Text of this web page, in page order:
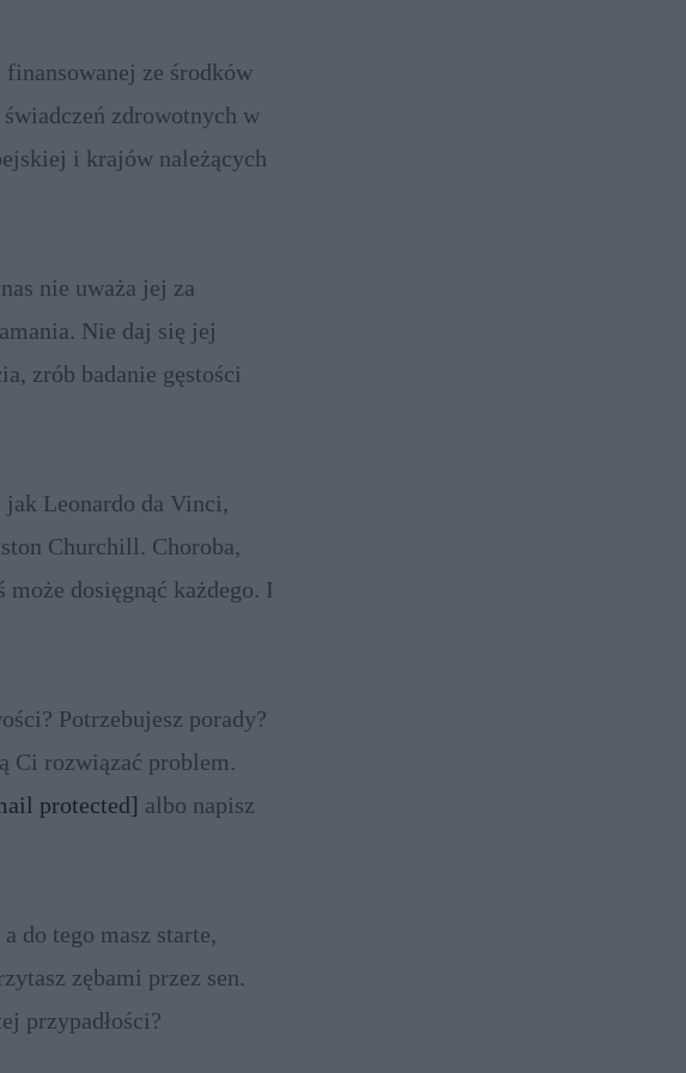
ze środków
zdrowotnych w
i krajów należących
nie uważa jej za
Nie daj się jej
zrób badanie gęstości
Leonardo da Vinci,
Churchill. Choroba,
może dosięgnąć każdego. I
Potrzebujesz porady?
Ci rozwiązać problem.
protected] albo napisz
do tego masz starte,
zębami przez sen.
przypadłości?